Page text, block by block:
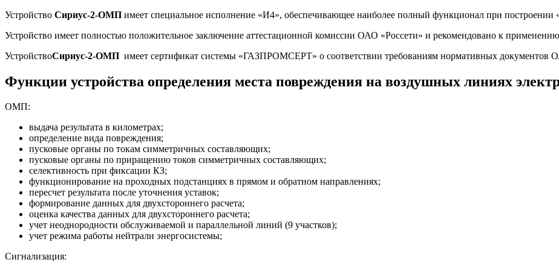
Устройство Сириус-2-ОМП имеет специальное исполнение «И4», обеспечивающее наиболее полный функционал при
Устройство имеет полностью положительное заключение аттестационной комиссии ОАО «Россети» и рекомендовано к
УстройствоСириус-2-ОМП имеет сертификат системы «ГАЗПРОМСЕРТ» о соответствии требованиям нормативных документов
Функции устройства определения места повреждения на воздушных линиях
ОМП:
выдача результата в километрах;
определение вида повреждения;
пусковые органы по токам симметричных составляющих;
пусковые органы по приращению токов симметричных составляющих;
селективность при фиксации КЗ;
функционирование на проходных подстанциях в прямом и обратном направлениях;
пересчет результата после уточнения уставок;
формирование данных для двухстороннего расчета;
оценка качества данных для двухстороннего расчета;
учет неоднородности обслуживаемой и параллельной линий (9 участков);
учет режима работы нейтрали энергосистемы;
Сигнализация: